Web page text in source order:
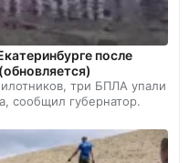
после
три БПЛА упали
сообщил губернатор.